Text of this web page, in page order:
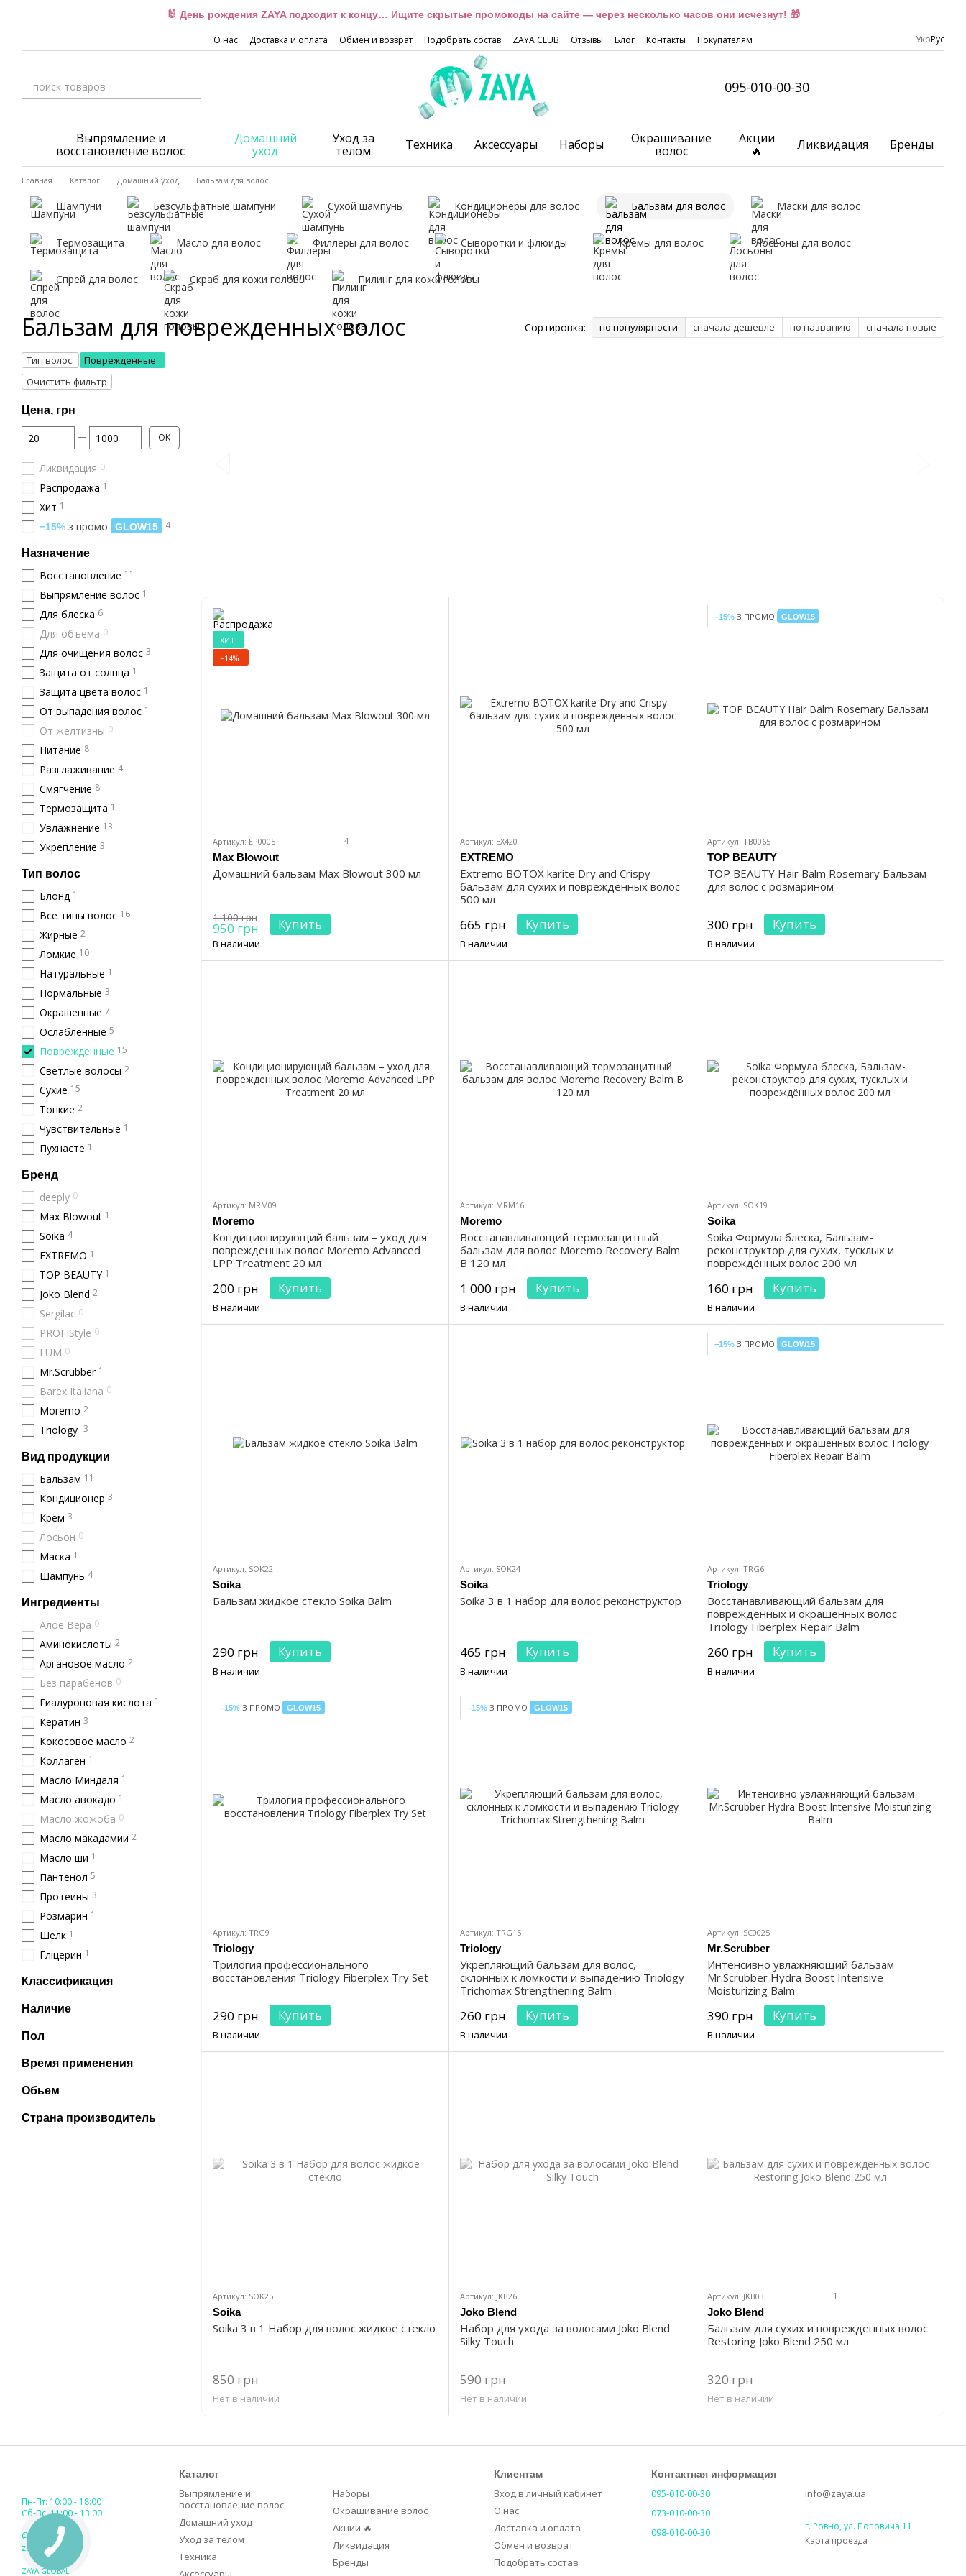
🐰 День рождения ZAYA подходит к концу… Ищите скрытые промокоды на сайте — через несколько часов они исчезнут! 🎁
О нас Доставка и оплата Обмен и возврат Подобрать состав ZAYA CLUB Отзывы Блог Контакты Покупателям УкрРус
095-010-00-30
Выпрямление и
восстановление волос
Домашний
уход
Уход за
телом
Техника Аксессуары Наборы
Окрашивание
волос
Акции
🔥
Ликвидация Бренды
Главная Каталог Домашний уход Бальзам для волос
Шампуни Безсульфатные шампуни Сухой шампунь Кондиционеры для волос Бальзам для волос Маски для волос
Термозащита Масло для волос Филлеры для волос Сыворотки и флюиды Кремы для волос Лосьоны для волос
Спрей для волос Скраб для кожи головы Пилинг для кожи головы
Бальзам для поврежденных волос Сортировка: по популярности сначала дешевле по названию сначала новые
ХИТ
−14%
Артикул: EP0005 4
Max Blowout
Домашний бальзам Max Blowout 300 мл
1 100 грн
950 грн Купить
В наличии
Артикул: EX420
EXTREMO
Extremo BOTOX karite Dry and Crispy
бальзам для сухих и поврежденных волос
500 мл
665 грн Купить
В наличии
−15% З ПРОМО GLOW15
Артикул: TB0065
TOP BEAUTY
TOP BEAUTY Hair Balm Rosemary Бальзам
для волос с розмарином
300 грн Купить
В наличии
Артикул: MRM09
Moremo
Кондиционирующий бальзам – уход для
поврежденных волос Moremo Advanced
LPP Treatment 20 мл
200 грн Купить
В наличии
Артикул: MRM16
Moremo
Восстанавливающий термозащитный
бальзам для волос Moremo Recovery Balm
B 120 мл
1 000 грн Купить
В наличии
Артикул: SOK19
Soika
Soika Формула блеска, Бальзам-
реконструктор для сухих, тусклых и
повреждённых волос 200 мл
160 грн Купить
В наличии
Артикул: SOK22
Soika
Бальзам жидкое стекло Soika Balm
290 грн Купить
В наличии
Артикул: SOK24
Soika
Soika 3 в 1 набор для волос реконструктор
465 грн Купить
В наличии
−15% З ПРОМО GLOW15
Артикул: TRG6
Triology
Восстанавливающий бальзам для
поврежденных и окрашенных волос
Triology Fiberplex Repair Balm
260 грн Купить
В наличии
−15% З ПРОМО GLOW15
Артикул: TRG9
Triology
Трилогия профессионального
восстановления Triology Fiberplex Try Set
290 грн Купить
В наличии
−15% З ПРОМО GLOW15
Артикул: TRG15
Triology
Укрепляющий бальзам для волос,
склонных к ломкости и выпадению Triology
Trichomax Strengthening Balm
260 грн Купить
В наличии
Артикул: SC0025
Mr.Scrubber
Интенсивно увлажняющий бальзам
Mr.Scrubber Hydra Boost Intensive
Moisturizing Balm
390 грн Купить
В наличии
Артикул: SOK25
Soika
Soika 3 в 1 Набор для волос жидкое стекло
850 грн
Нет в наличии
Артикул: JKB26
Joko Blend
Набор для ухода за волосами Joko Blend
Silky Touch
590 грн
Нет в наличии
Артикул: JKB03 1
Joko Blend
Бальзам для сухих и поврежденных волос
Restoring Joko Blend 250 мл
320 грн
Нет в наличии
Тип волос:
Поврежденные
Очистить фильтр
Цена, грн
От Цена, грн
До Цена, грн OK
Ликвидация 0
Распродажа 1
Хит 1
−15% з промо GLOW15 4
Назначение
Восстановление 11
Выпрямление волос 1
Для блеска 6
Для объема 0
Для очищения волос 3
Защита от солнца 1
Защита цвета волос 1
От выпадения волос 1
От желтизны 0
Питание 8
Разглаживание 4
Смягчение 8
Термозащита 1
Увлажнение 13
Укрепление 3
Тип волос
Блонд 1
Все типы волос 16
Жирные 2
Ломкие 10
Натуральные 1
Нормальные 3
Окрашенные 7
Ослабленные 5
Поврежденные 15
Светлые волосы 2
Сухие 15
Тонкие 2
Чувствительные 1
Пухнасте 1
Бренд
deeply 0
Max Blowout 1
Soika 4
EXTREMO 1
TOP BEAUTY 1
Joko Blend 2
Sergilac 0
PROFIStyle 0
LUM 0
Mr.Scrubber 1
Barex Italiana 0
Moremo 2
Triology 3
Вид продукции
Бальзам 11
Кондиционер 3
Крем 3
Лосьон 0
Маска 1
Шампунь 4
Ингредиенты
Алое Вера 0
Аминокислоты 2
Аргановое масло 2
Без парабенов 0
Гиалуроновая кислота 1
Кератин 3
Кокосовое масло 2
Коллаген 1
Масло Миндаля 1
Масло авокадо 1
Масло жожоба 0
Масло макадамии 2
Масло ши 1
Пантенол 5
Протеины 3
Розмарин 1
Шелк 1
Гліцерин 1
Классификация
Наличие
Пол
Время применения
Обьем
Страна производитель
Пн-Пт: 10:00 - 18:00
Сб-Вс: 11:00 - 13:00
© 2018-2026
zaya.ua
ZAYA GLOBAL
Каталог
Выпрямление и
восстановление волос
Домашний уход
Уход за телом
Техника
Наборы
Окрашивание волос
Акции 🔥
Ликвидация
Бренды
Клиентам
Вход в личный кабинет
О нас
Доставка и оплата
Обмен и возврат
Подобрать состав
Контактная информация
095-010-00-30
073-010-00-30
098-010-00-30
info@zaya.ua
г. Ровно, ул. Поповича 11
Карта проезда